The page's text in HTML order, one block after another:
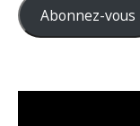
Abonnez-vous